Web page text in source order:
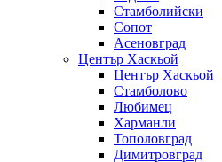
Стамболийски
Сопот
Асеновград
Център Хаскьой
Център Хаскьой
Стамболово
Любимец
Харманли
Тополовград
Димитровград